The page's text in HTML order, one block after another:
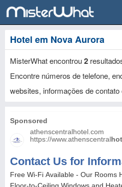
Hotel em Nova Aurora
MisterWhat encontrou2
Encontre números de telefone,
websites, informações de